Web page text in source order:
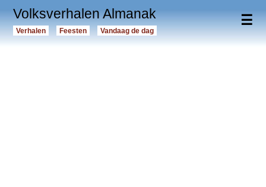
☰
Volksverhalen Almanak
Verhalen Feesten Vandaag de dag